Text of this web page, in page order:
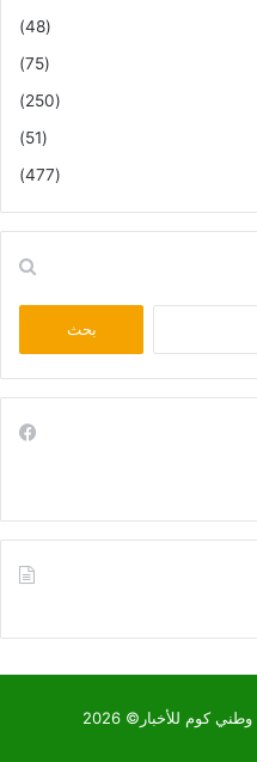
(48)
(75)
(250)
(51)
(477)
كوم للأخبار© 2026